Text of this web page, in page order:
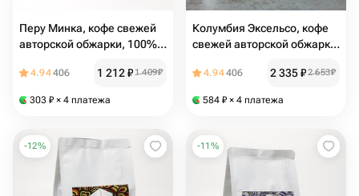
Перу Минка, кофе свежей
авторской обжарки, 100%
по запросу), оценка Q 84
4.94406 1 212₽1 409₽
303 ₽ × 4 платежа
Колумбия Эксельсо, кофе
свежей авторской обжарки
(помол по запросу), 500 гр
4.94406 2 335₽2 653₽
584 ₽ × 4 платежа
-12% -11 %